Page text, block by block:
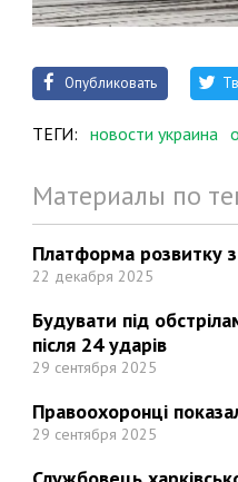
Опубликовать
ТЕГИ: новости украина
Материалы по
Платформа розвитку з
22 декабря 2025
Будувати під
після 24 ударів
29 сентября 2025
Правоохоронці
29 сентября 2025